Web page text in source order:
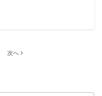
次へ